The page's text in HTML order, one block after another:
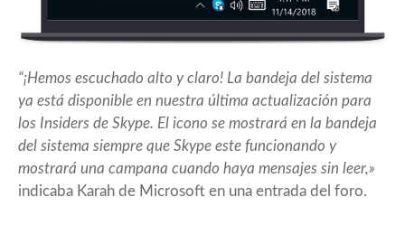
“¡Hemos escuchado alto y claro! La bandeja del sistema
ya está disponible en nuestra última actualización para
los Insiders de Skype. El icono se mostrará en la bandeja
del sistema siempre que Skype este funcionando y
mostrará una campana cuando haya mensajes sin leer,»
indicaba Karah de Microsoft en una entrada del foro.